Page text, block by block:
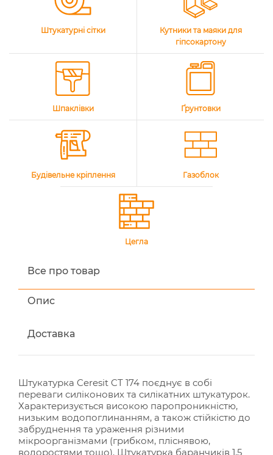
Штукатурні сітки
Кутники та маяки для
гіпсокартону
Шпаклівки Ґрунтовки
Будівельне кріплення Газоблок
Цегла
Все про товар
Опис
Доставка
Штукатурка Ceresit CT 174 поєднує в собі
переваги силіконових та силікатних штукатурок.
Характеризується високою паропроникністю,
низьким водопоглинанням, а також стійкістю до
забруднення та ураження різними
мікроорганізмами (грибком, пліснявою,
водоростями тощо). Штукатурка баранчиків 1,5